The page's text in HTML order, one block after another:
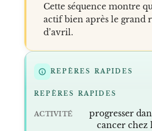
Cette séquence montre
actif bien après le grand
d’avril.
REPÈRES RAPIDES
REPÈRES RAPIDES
ACTIVITÉ
progresser
cancer chez